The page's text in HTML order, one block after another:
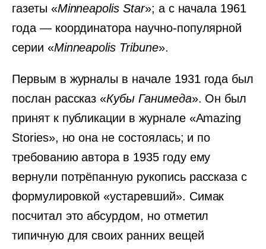
газеты «Minneapolis Star»; а с начала 1961
года — координатора научно-популярной
серии «Minneapolis Tribune».
Первым в журналы в начале 1931 года был
послан рассказ «Кубы Ганимеда». Он был
принят к публикации в журнале «Amazing
Stories», но она не состоялась; и по
требованию автора в 1935 году ему
вернули потрёпанную рукопись рассказа с
формулировкой «устаревший». Симак
посчитал это абсурдом, но отметил
типичную для своих ранних вещей